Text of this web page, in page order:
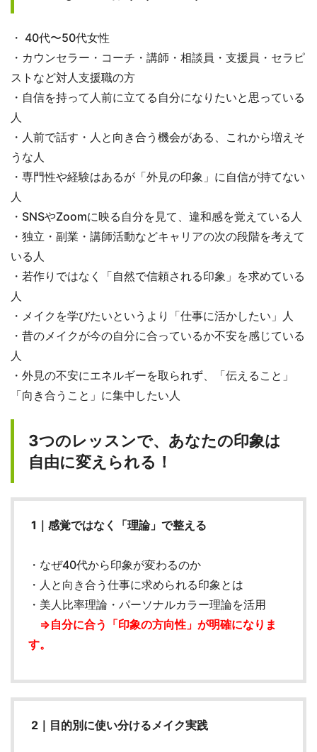
・ 40代〜50代女性
・カウンセラー・コーチ・講師・相談員・支援員・セラピ
ストなど対人支援職の方
・自信を持って人前に立てる自分になりたいと思っている
人
・人前で話す・人と向き合う機会がある、これから増えそ
うな人
・専門性や経験はあるが「外見の印象」に自信が持てない
人
・SNSやZoomに映る自分を見て、違和感を覚えている人
・独立・副業・講師活動などキャリアの次の段階を考えて
いる人
・若作りではなく「自然で信頼される印象」を求めている
人
・メイクを学びたいというより「仕事に活かしたい」人
・昔のメイクが今の自分に合っているか不安を感じている
人
・外見の不安にエネルギーを取られず、「伝えること」
「向き合うこと」に集中したい人
3つのレッスンで、あなたの印象は
自由に変えられる！
1｜感覚ではなく「理論」で整える
・なぜ40代から印象が変わるのか
・人と向き合う仕事に求められる印象とは
・美人比率理論・パーソナルカラー理論を活用
⇒自分に合う「印象の方向性」が明確になりま
す。
2｜目的別に使い分けるメイク実践